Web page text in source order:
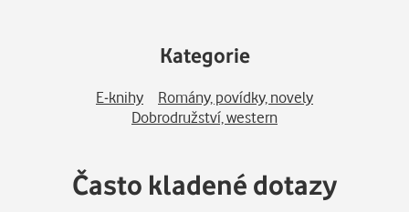
Kategorie
E-knihy
Romány, povídky, novely
Dobrodružství, western
Často kladené dotazy